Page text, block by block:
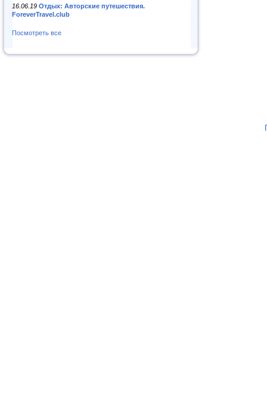
16.06.19 Отдых: Авторские путешествия.
ForeverTravel.club
Посмотреть все